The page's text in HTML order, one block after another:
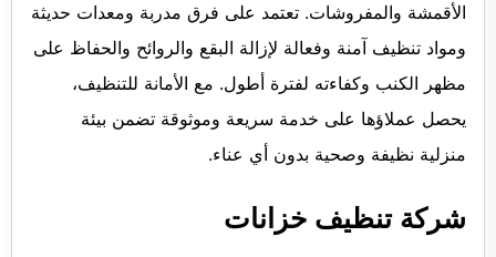
الأقمشة والمفروشات. تعتمد على فرق مدربة ومعدات حديثة
ومواد تنظيف آمنة وفعالة لإزالة البقع والروائح والحفاظ على
مظهر الكنب وكفاءته لفترة أطول. مع الأمانة للتنظيف،
يحصل عملاؤها على خدمة سريعة وموثوقة تضمن بيئة
منزلية نظيفة وصحية بدون أي عناء.
شركة تنظيف خزانات